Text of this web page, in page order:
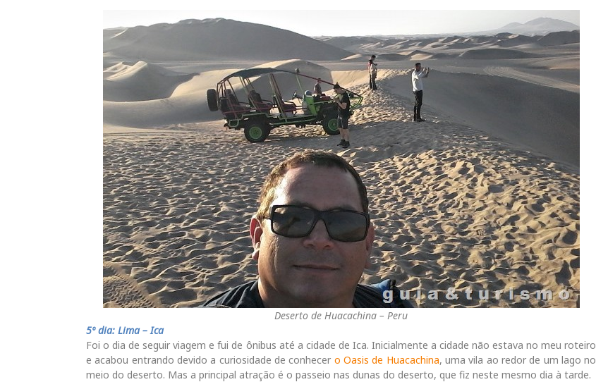
Deserto de Huacachina – Peru
5º dia: Lima – Ica
Foi o dia de seguir viagem e fui de ônibus até a cidade de Ica. Inicialmente a cidade não estava no meu roteiro
e acabou entrando devido a curiosidade de conhecer o Oasis de Huacachina, uma vila ao redor de um lago no
meio do deserto. Mas a principal atração é o passeio nas dunas do deserto, que fiz neste mesmo dia à tarde.